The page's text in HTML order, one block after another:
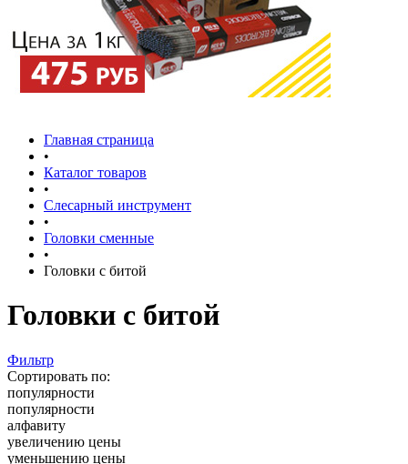
Главная страница
•
Каталог товаров
•
Слесарный инструмент
•
Головки сменные
•
Головки с битой
Головки с битой
Фильтр
Сортировать по:
популярности
популярности
алфавиту
увеличению цены
уменьшению цены